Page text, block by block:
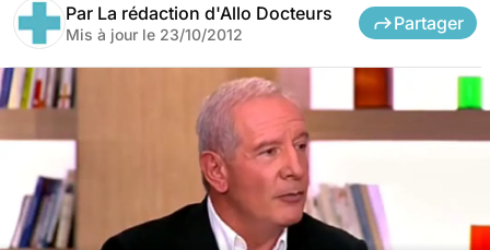
Par La rédaction d'Allo Docteurs
Mis à jour le 23/10/2012
Partager